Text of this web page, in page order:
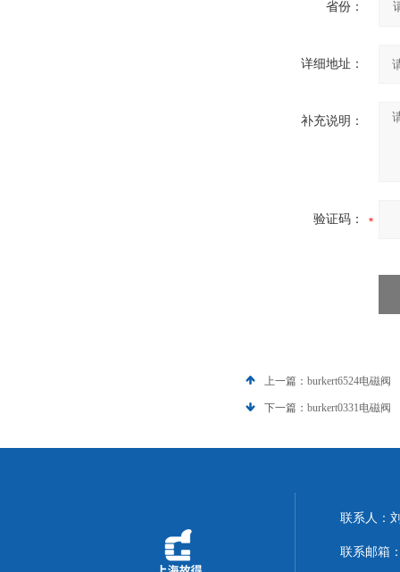
省份：
详细地址：
补充说明：
验证码：
上一篇： burkert6524电磁阀
下一篇： burkert0331电磁阀
联系人：
联系邮箱